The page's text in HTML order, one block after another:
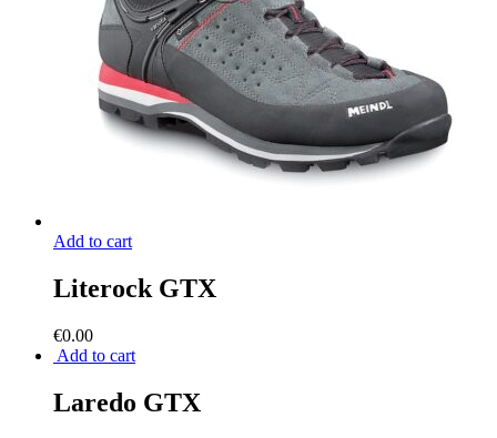
Add to cart
Literock GTX
€0.00
Add to cart
Laredo GTX